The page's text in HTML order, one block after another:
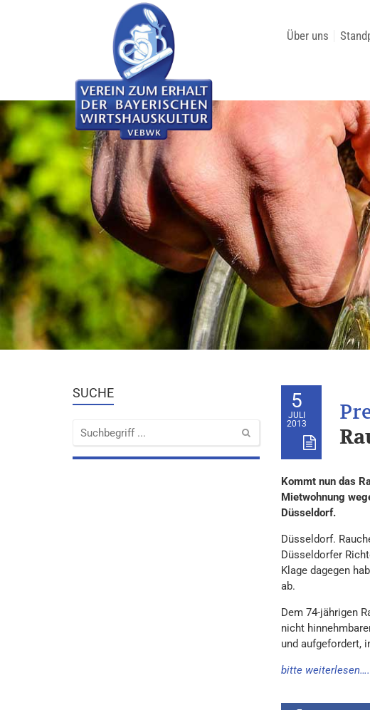
Über uns
SUCHE 5
JULI
2013
Kommt nun das
Mietwohnung
Düsseldorf.
Düsseldorf.
Düsseldorfer
Klage dagegen
ab.
Dem 74-jährigen
nicht
und aufgefordert,
bitte